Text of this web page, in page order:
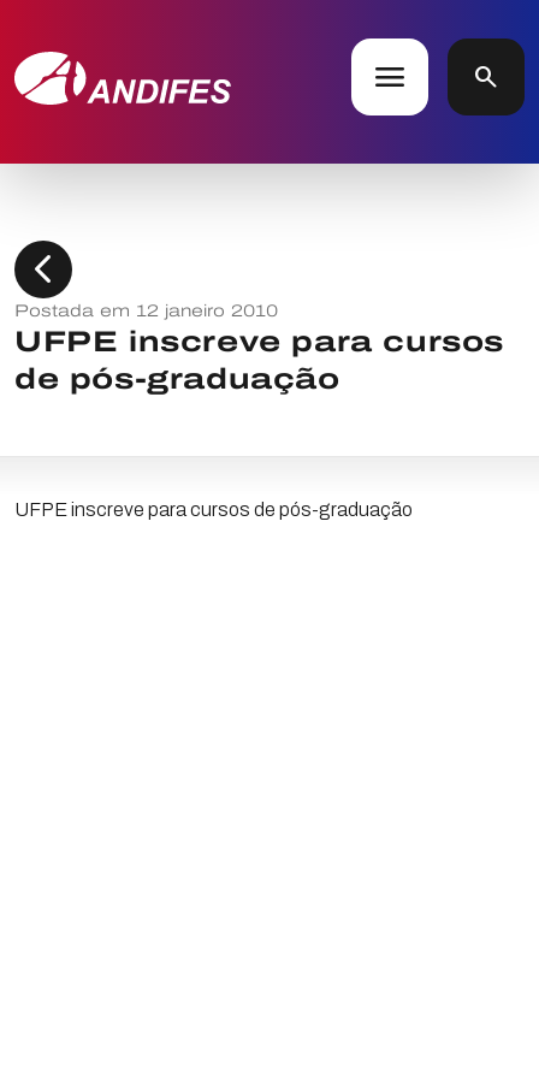
menu search
chevron_left
Postada em 12 janeiro 2010
UFPE inscreve para cursos
de pós-graduação
UFPE inscreve para cursos de pós-graduação